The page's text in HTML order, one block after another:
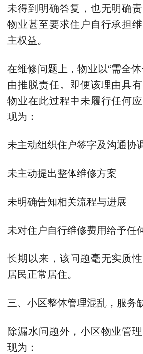
未得到明确答复，也无明确责
物业甚至要求住户自行承担
主权益。
在维修问题上，物业以“需全
由推脱责任。即便该理由具
物业在此过程中未履行任何
现为：
未主动组织住户签字及沟通协
未主动提出整体维修方案
未明确告知相关流程与进展
未对住户自行维修费用给予任
长期以来，该问题毫无实质
居民正常居住。
三、小区整体管理混乱，服务
除漏水问题外，小区物业管
现为：